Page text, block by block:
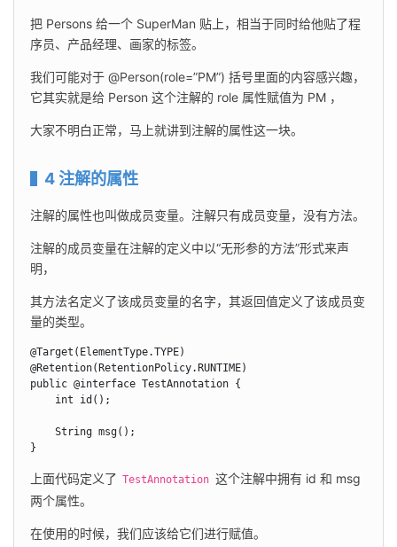
把 Persons 给一个 SuperMan 贴上，相当于同时给他贴了程
序员、产品经理、画家的标签。
我们可能对于 @Person(role=”PM”) 括号里面的内容感兴趣，
它其实就是给 Person 这个注解的 role 属性赋值为 PM ，
大家不明白正常，马上就讲到注解的属性这一块。
4 注解的属性
注解的属性也叫做成员变量。注解只有成员变量，没有方法。
注解的成员变量在注解的定义中以“无形参的方法”形式来声
明，
其方法名定义了该成员变量的名字，其返回值定义了该成员变
量的类型。
@Target(ElementType.TYPE)
@Retention(RetentionPolicy.RUNTIME)
public @interface TestAnnotation {
    int id();
    String msg();
}
上面代码定义了 TestAnnotation 这个注解中拥有 id 和 msg
两个属性。
在使用的时候，我们应该给它们进行赋值。